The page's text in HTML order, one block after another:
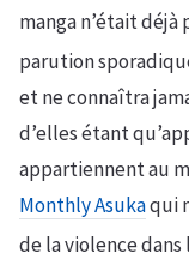
manga n’était
parution
et ne connaîtra
d’elles étant
appartiennent au
Monthly Asukaqui
de la violence